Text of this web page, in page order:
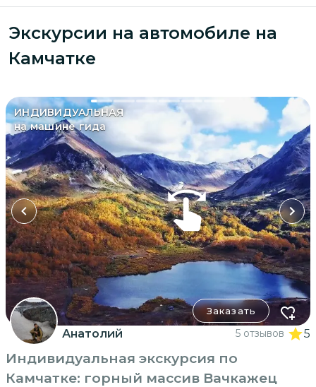
Экскурсии на автомобиле на
Камчатке
ИНДИВИДУАЛЬНАЯ
на машине гида
Заказать
Анатолий 5 отзывов 5
Индивидуальная экскурсия по
Камчатке: горный массив Вачкажец